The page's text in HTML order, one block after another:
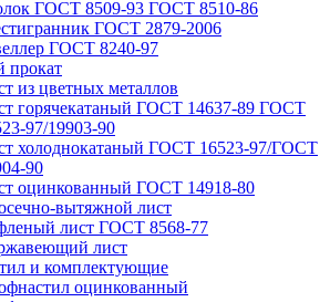
ГОСТ 8509-93 ГОСТ 8510-86
ГОСТ 2879-2006
ГОСТ 8240-97
прокат
из цветных металлов
горячекатаный ГОСТ 14637-89 ГОСТ
97/19903-90
холоднокатаный ГОСТ 16523-97/ГОСТ
90
оцинкованный ГОСТ 14918-80
вытяжной лист
лист ГОСТ 8568-77
лист
и комплектующие
оцинкованный